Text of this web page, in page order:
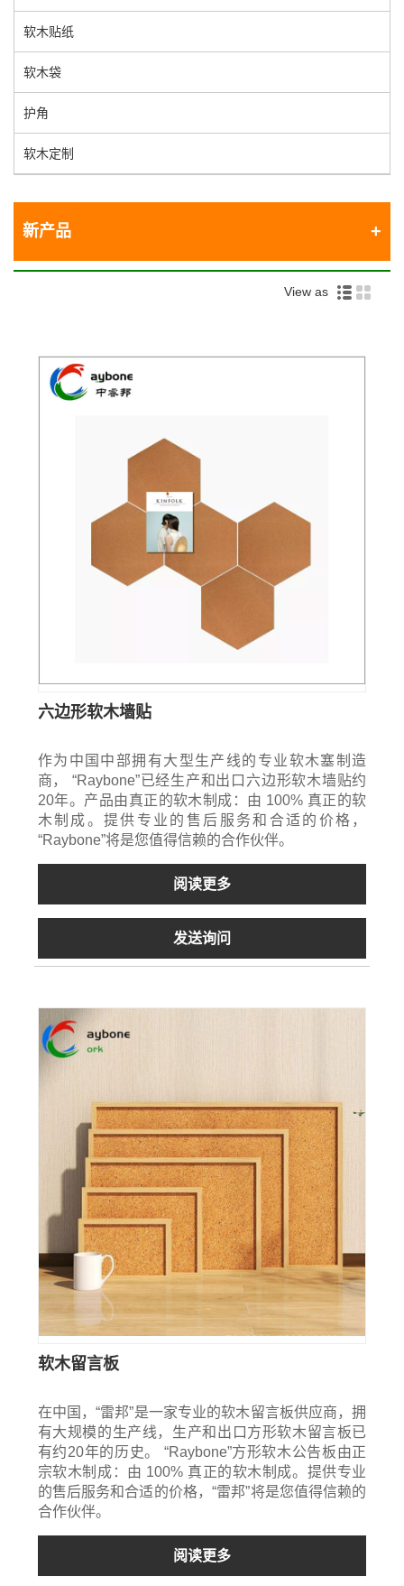
软木贴纸
软木袋
护角
软木定制
新产品
View as
六边形软木墙贴
作为中国中部拥有大型生产线的专业软木塞制造
商， “Raybone”已经生产和出口六边形软木墙贴约
20年。产品由真正的软木制成：由 100% 真正的软
木制成。提供专业的售后服务和合适的价格，
“Raybone”将是您值得信赖的合作伙伴。
阅读更多
发送询问
软木留言板
在中国，“雷邦”是一家专业的软木留言板供应商，拥
有大规模的生产线，生产和出口方形软木留言板已
有约20年的历史。 “Raybone”方形软木公告板由正
宗软木制成：由 100% 真正的软木制成。提供专业
的售后服务和合适的价格，“雷邦”将是您值得信赖的
合作伙伴。
阅读更多